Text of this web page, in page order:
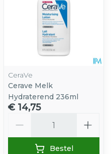
CeraVe
Cerave Melk
Hydraterend 236ml
€ 14,75
Bestel